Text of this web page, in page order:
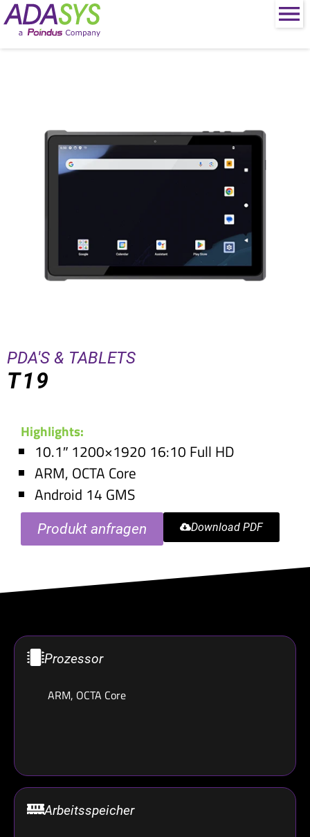
PDA'S & TABLETS
T19
Highlights:
10.1″ 1200×1920 16:10 Full HD
ARM, OCTA Core
Android 14 GMS
Produkt anfragen Download PDF
Prozessor
ARM, OCTA Core
Arbeitsspeicher